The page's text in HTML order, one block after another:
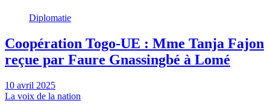
Diplomatie
Coopération Togo-UE : Mme Tanja Fajon
reçue par Faure Gnassingbé à Lomé
10 avril 2025
La voix de la nation